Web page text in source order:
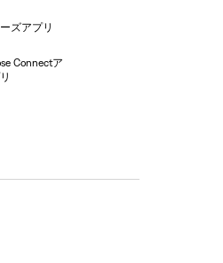
ズアプリ
Connectア